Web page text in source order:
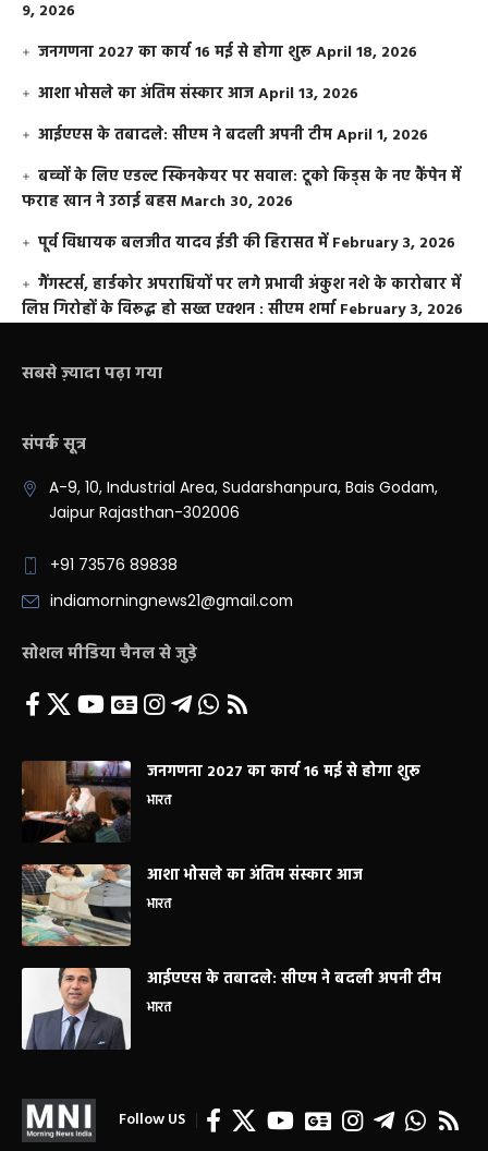
9, 2026
जनगणना 2027 का कार्य 16 मई से होगा शुरूApril 18, 2026
आशा भोसले का अंतिम संस्कार आजApril 13, 2026
आईएएस के तबादले: सीएम ने बदली अपनी टीमApril 1, 2026
बच्चों के लिए एडल्ट स्किनकेयर पर सवाल: टूको किड्स के नए कैंपेन में
फराह खान ने उठाई बहसMarch 30, 2026
पूर्व विधायक बलजीत यादव ईडी की हिरासत में February 3, 2026
गैंगस्टर्स, हार्डकोर अपराधियों पर लगे प्रभावी अंकुश नशे के कारोबार में
लिप्त गिरोहों के विरूद्ध हो सख्त एक्शन : सीएम शर्मा February 3, 2026
सबसे ज़्यादा पढ़ा गया
संपर्क सूत्र
A-9, 10, Industrial Area, Sudarshanpura, Bais Godam,
Jaipur Rajasthan-302006
+91 73576 89838
indiamorningnews21@gmail.com
सोशल मीडिया चैनल से जुड़े
जनगणना 2027 का कार्य 16 मई से होगा शुरू
भारत
आशा भोसले का अंतिम संस्कार आज
भारत
आईएएस के तबादले: सीएम ने बदली अपनी टीम
भारत
Follow US